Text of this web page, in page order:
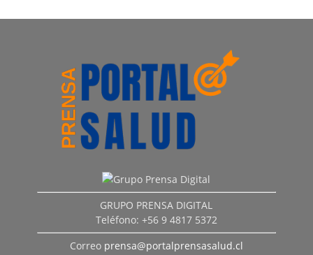
GRUPO PRENSA DIGITAL
Teléfono: +56 9 4817 5372
Correo prensa@portalprensasalud.cl